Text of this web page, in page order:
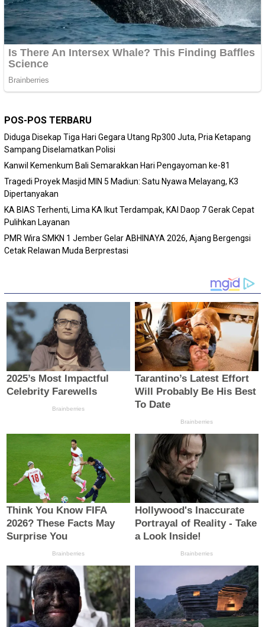
POS-POS TERBARU
Diduga Disekap Tiga Hari Gegara Utang Rp300 Juta, Pria Ketapang
Sampang Diselamatkan Polisi
Kanwil Kemenkum Bali Semarakkan Hari Pengayoman ke-81
Tragedi Proyek Masjid MIN 5 Madiun: Satu Nyawa Melayang, K3
Dipertanyakan
KA BIAS Terhenti, Lima KA Ikut Terdampak, KAI Daop 7 Gerak Cepat
Pulihkan Layanan
PMR Wira SMKN 1 Jember Gelar ABHINAYA 2026, Ajang Bergengsi
Cetak Relawan Muda Berprestasi